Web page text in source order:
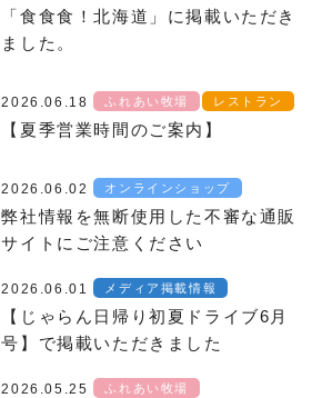
「食食食！北海道」に掲載いただき
ました。
2026.06.18 ふれあい牧場 レストラン
【夏季営業時間のご案内】
2026.06.02 オンラインショップ
弊社情報を無断使用した不審な通販
サイトにご注意ください
2026.06.01 メディア掲載情報
【じゃらん日帰り初夏ドライブ6月
号】で掲載いただきました
2026.05.25 ふれあい牧場